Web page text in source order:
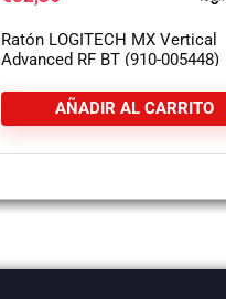
Ratón LOGITECH MX Vertical
Advanced RF BT (910-005448)
AÑADIR AL CARRITO